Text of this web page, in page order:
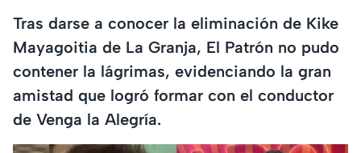
Tras darse a conocer la eliminación de Kike
Mayagoitia de La Granja, El Patrón no pudo
contener la lágrimas, evidenciando la gran
amistad que logró formar con el conductor
de Venga la Alegría.